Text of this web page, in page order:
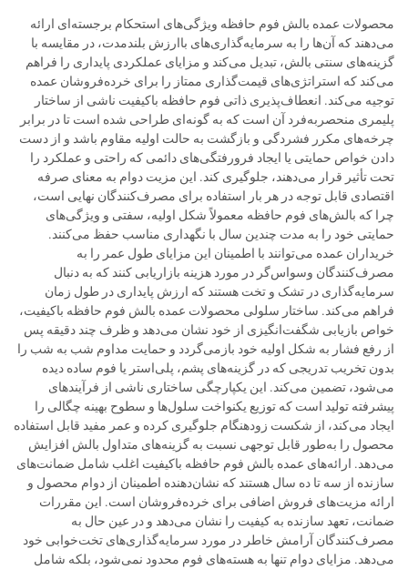
محصولات عمده بالش فوم حافظه ویژگی‌های استحکام برجسته‌ای ارائه
می‌دهند که آن‌ها را به سرمایه‌گذاری‌های باارزش بلندمدت، در مقایسه با
گزینه‌های سنتی بالش، تبدیل می‌کند و مزایای عملکردی پایداری را فراهم
می‌کند که استراتژی‌های قیمت‌گذاری ممتاز را برای خرده‌فروشان عمده
توجیه می‌کند. انعطاف‌پذیری ذاتی فوم حافظه باکیفیت ناشی از ساختار
پلیمری منحصربه‌فرد آن است که به گونه‌ای طراحی شده است تا در برابر
چرخه‌های مکرر فشردگی و بازگشت به حالت اولیه مقاوم باشد و از دست
دادن خواص حمایتی یا ایجاد فرورفتگی‌های دائمی که راحتی و عملکرد را
تحت تأثیر قرار می‌دهند، جلوگیری کند. این مزیت دوام به معنای صرفه
اقتصادی قابل توجه در هر بار استفاده برای مصرف‌کنندگان نهایی است،
چرا که بالش‌های فوم حافظه معمولاً شکل اولیه، سفتی و ویژگی‌های
حمایتی خود را به مدت چندین سال با نگهداری مناسب حفظ می‌کنند.
خریداران عمده می‌توانند با اطمینان این مزایای طول عمر را به
مصرف‌کنندگان وسواس‌گر در مورد هزینه بازاریابی کنند که به دنبال
سرمایه‌گذاری در تشک و تخت هستند که ارزش پایداری در طول زمان
فراهم می‌کند. ساختار سلولی محصولات عمده بالش فوم حافظه باکیفیت،
خواص بازیابی شگفت‌انگیزی از خود نشان می‌دهد و ظرف چند دقیقه پس
از رفع فشار به شکل اولیه خود بازمی‌گردد و حمایت مداوم شب به شب را
بدون تخریب تدریجی که در گزینه‌های پشم، پلی‌استر یا فوم ساده دیده
می‌شود، تضمین می‌کند. این یکپارچگی ساختاری ناشی از فرآیندهای
پیشرفته تولید است که توزیع یکنواخت سلول‌ها و سطوح بهینه چگالی را
ایجاد می‌کند، از شکست زودهنگام جلوگیری کرده و عمر مفید قابل استفاده
محصول را به‌طور قابل توجهی نسبت به گزینه‌های متداول بالش افزایش
می‌دهد. ارائه‌های عمده بالش فوم حافظه باکیفیت اغلب شامل ضمانت‌های
سازنده از سه تا ده سال هستند که نشان‌دهنده اطمینان از دوام محصول و
ارائه مزیت‌های فروش اضافی برای خرده‌فروشان است. این مقررات
ضمانت، تعهد سازنده به کیفیت را نشان می‌دهد و در عین حال به
مصرف‌کنندگان آرامش خاطر در مورد سرمایه‌گذاری‌های تخت‌خوابی خود
می‌دهد. مزایای دوام تنها به هسته‌های فوم محدود نمی‌شود، بلکه شامل